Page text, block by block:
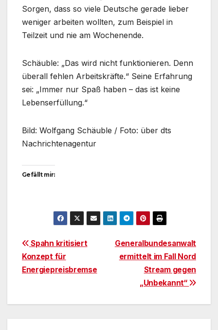
Sorgen, dass so viele Deutsche gerade lieber
weniger arbeiten wollten, zum Beispiel in
Teilzeit und nie am Wochenende.
Schäuble: „Das wird nicht funktionieren. Denn
überall fehlen Arbeitskräfte.“ Seine Erfahrung
sei: „Immer nur Spaß haben – das ist keine
Lebenserfüllung.“
Bild: Wolfgang Schäuble / Foto: über dts
Nachrichtenagentur
Gefällt mir:
Beitragsnavigation
Generalbundesanwalt
ermittelt im Fall Nord
Stream gegen
„Unbekannt“
Spahn kritisiert
Konzept für
Energiepreisbremse